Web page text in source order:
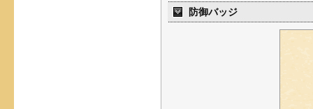
防御バッジ